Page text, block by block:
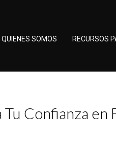
QUIENES SOMOS RECURSOS
Confianza en